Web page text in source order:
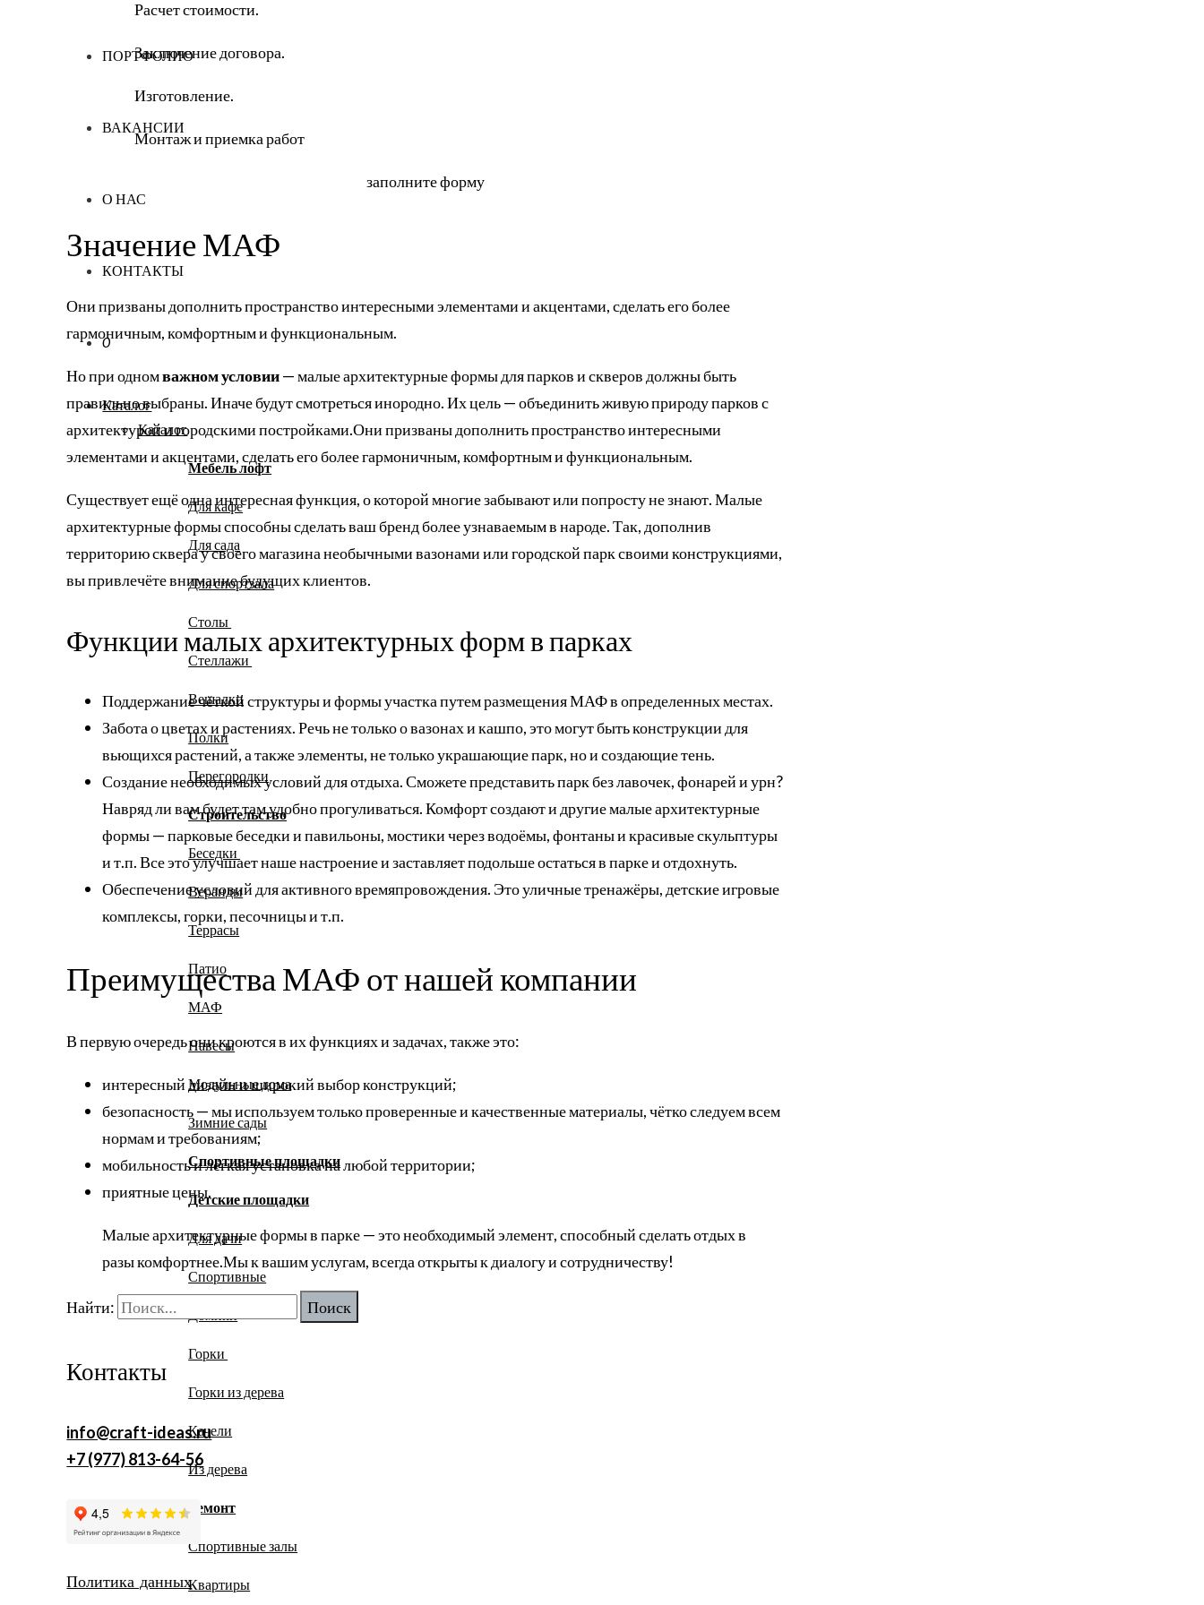
ПОРТФОЛИО
ВАКАНСИИ
О НАС
КОНТАКТЫ
0
Каталог
Каталог
Мебель лофт
Для кафе
Для сада
Для спортзала
Столы
Стеллажи
Вешалки
Полки
Перегородки
Строительство
Беседки
Веранды
Террасы
Патио
МАФ
Навесы
Модульные дома
Зимние сады
Спортивные площадки
Детские площадки
Для дачи
Спортивные
Домики
Горки
Горки из дерева
Качели
Из дерева
Ремонт
Спортивные залы
Квартиры
Расчет стоимости.
Заключение договора.
Изготовление.
Монтаж и приемка работ
заполните форму
Значение МАФ
Они призваны дополнить пространство интересными элементами и акцентами, сделать его более
гармоничным, комфортным и функциональным.
Но при одномважном условии— малые архитектурные формы для парков и скверов должны быть
правильно выбраны. Иначе будут смотреться инородно. Их цель — объединить живую природу парков с
архитектурой и городскими постройками.Они призваны дополнить пространство интересными
элементами и акцентами, сделать его более гармоничным, комфортным и функциональным.
Существует ещё одна интересная функция, о которой многие забывают или попросту не знают. Малые
архитектурные формы способны сделать ваш бренд более узнаваемым в народе. Так, дополнив
территорию сквера у своего магазина необычными вазонами или городской парк своими конструкциями,
вы привлечёте внимание будущих клиентов.
Функции малых архитектурных форм в парках
Поддержание чёткой структуры и формы участка путем размещения МАФ в определенных местах.
Забота о цветах и растениях. Речь не только о вазонах и кашпо, это могут быть конструкции для
вьющихся растений, а также элементы, не только украшающие парк, но и создающие тень.
Создание необходимых условий для отдыха. Сможете представить парк без лавочек, фонарей и урн?
Навряд ли вам будет там удобно прогуливаться. Комфорт создают и другие малые архитектурные
формы — парковые беседки и павильоны, мостики через водоёмы, фонтаны и красивые скульптуры
и т.п. Все это улучшает наше настроение и заставляет подольше остаться в парке и отдохнуть.
Обеспечение условий для активного времяпровождения. Это уличные тренажёры, детские игровые
комплексы, горки, песочницы и т.п.
Преимущества МАФ от нашей компании
В первую очередь они кроются в их функциях и задачах, также это:
интересный дизайн и широкий выбор конструкций;
безопасность — мы используем только проверенные и качественные материалы, чётко следуем всем
нормам и требованиям;
мобильность и лёгкая установка на любой территории;
приятные цены.
Малые архитектурные формы в парке — это необходимый элемент, способный сделать отдых в
разы комфортнее.Мы к вашим услугам, всегда открыты к диалогу и сотрудничеству!
Найти:
Контакты
info@craft-ideas.ru
+7 (977) 813-64-56
Политика данных